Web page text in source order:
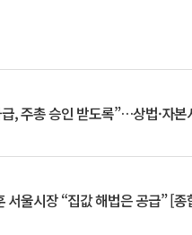
, 주총 승인 받도록”…상법·자
울시장 “집값 해법은 공급” [종